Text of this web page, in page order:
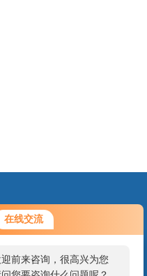
在线交流
前来咨询，很高兴为您